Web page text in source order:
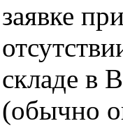
заявке
складе в
(обычно